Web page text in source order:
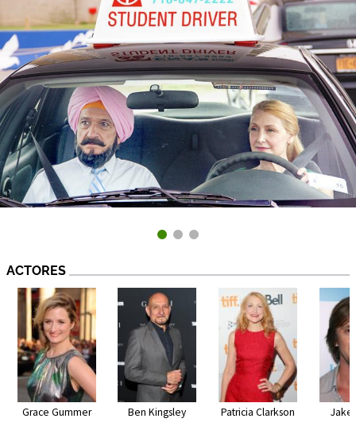
ACTORES
Grace Gummer Ben Kingsley Patricia Clarkson Jake